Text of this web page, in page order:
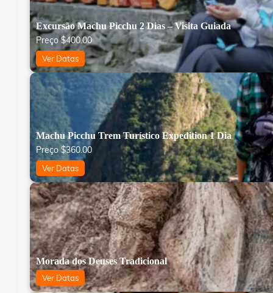
Excursão Machu Picchu 2 Dias – Visita Guiada
Preço$400.00
Ver Datas
Machu Picchu Trem Turístico Expedition 1 Dia
Preço$360.00
Ver Datas
Morada dos Deuses Tradicional
Ver Datas